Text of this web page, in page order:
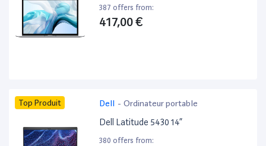
387 offers from:
417,00 €
Top Produit Dell - Ordinateur portable
Dell Latitude 5430 14”
380 offers from: